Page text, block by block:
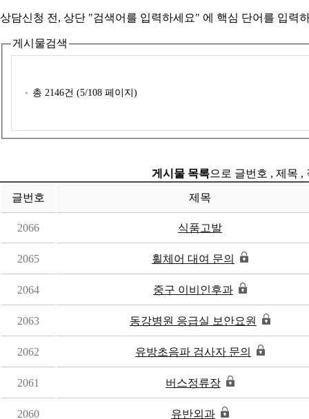
상담신청 전, 상단 "검색어를 입력하세요" 에 핵심 단어를 입력
게시물검색
총 2146건 (5/108 페이지)
게시물 목록으로 글번호 , 제목 ,
글번호 제목
2066 식품고발
2065 휠체어 대여 문의
2064 중구 이비인후과
2063 동강병원 응급실 보안요원
2062 유방초음파 검사자 문의
2061 버스정류장
2060 유반외과